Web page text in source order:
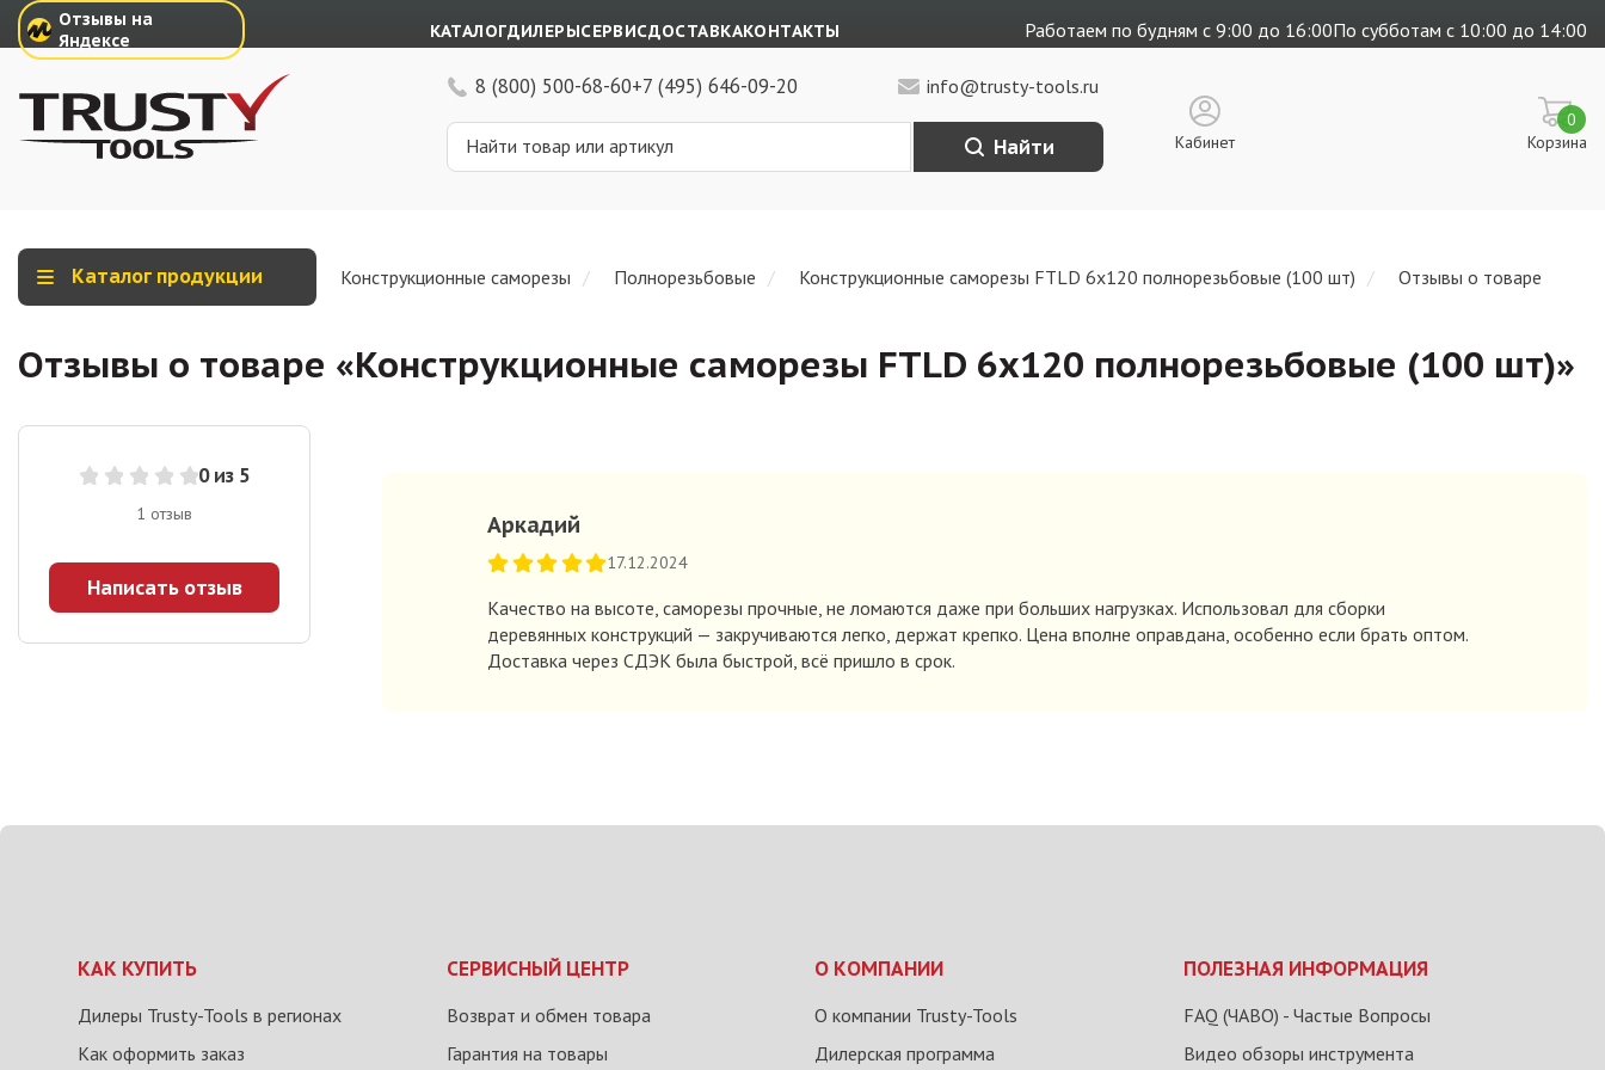
Отзывы на
Яндексе
КАТАЛОГДИЛЕРЫСЕРВИСДОСТАВКАКОНТАКТЫ Работаем по будням с 9:00 до 16:00По субботам с 10:00 до 14:00
8 (800) 500-68-60+7 (495) 646-09-20 info@trusty-tools.ru
Найти Кабинет Корзина
0
Каталог продукции Конструкционные саморезы Полнорезьбовые Конструкционные саморезы FTLD 6х120 полнорезьбовые (100 шт) Отзывы о товаре
Отзывы о товаре «Конструкционные саморезы FTLD 6х120 полнорезьбовые (100 шт)»
0 из 5
1 отзыв
Написать отзыв
Аркадий
17.12.2024
Качество на высоте, саморезы прочные, не ломаются даже при больших нагрузках. Использовал для сборки
деревянных конструкций — закручиваются легко, держат крепко. Цена вполне оправдана, особенно если брать оптом.
Доставка через СДЭК была быстрой, всё пришло в срок.
КАК КУПИТЬ
Дилеры Trusty-Tools в регионах
Как оформить заказ
СЕРВИСНЫЙ ЦЕНТР
Возврат и обмен товара
Гарантия на товары
О КОМПАНИИ
О компании Trusty-Tools
Дилерская программа
ПОЛЕЗНАЯ ИНФОРМАЦИЯ
FAQ (ЧАВО) - Частые Вопросы
Видео обзоры инструмента